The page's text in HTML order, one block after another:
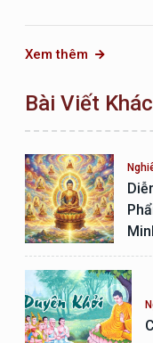
Xem thêm
Bài Viết Khác